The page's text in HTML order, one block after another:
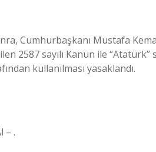
Cumhurbaşkanı Mustafa
2587 sayılı Kanun ile “Atatürk”
kullanılması yasaklandı.
– .